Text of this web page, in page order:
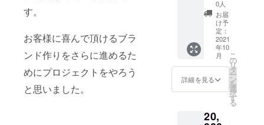
す。
お客様に喜んで頂けるブラ
ンド作りをさらに進めるた
めにプロジェクトをやろう
と思いました。
限り
使用方
法：
JEREV
公式オ
ンライ
ショッ
封の
クーポ
力して
ショッ
プ
（https:
//jerev.o
fficial.e
c/）
クーポ
布方
法：ダ
同封し
際のサ
イズは
上記記
載の直
径をご
参考く
ださ
い。
【クー
クーポ
2点を、
ご登録
されて
いる住
所へ郵
便させ
て頂き
ます。
【お届
つい
イヤモ
ンド
0.07ct
（直径
約2.6ｍ
ｍ）の
ルース
を1個
・
JEREV
インス
0人
お届
け予
定：
2021
年10
月
詳細を見る
こ
の
リ
タ
ー
ン
を
選
択
す
る
20,